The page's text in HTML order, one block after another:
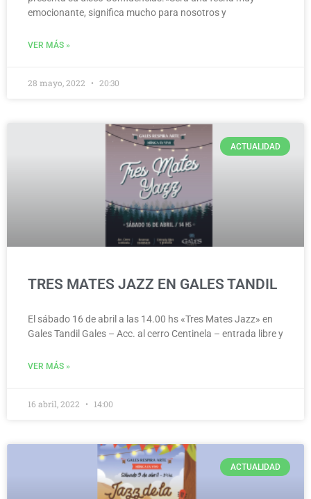
emocionante, significa mucho para nosotros y
VER MÁS »
28 mayo, 2022 20:30
ACTUALIDAD
TRES MATES JAZZ EN GALES TANDIL
El sábado 16 de abril a las 14.00 hs «Tres Mates Jazz» en
Gales Tandil Gales – Acc. al cerro Centinela – entrada libre y
VER MÁS »
16 abril, 2022 14:00
ACTUALIDAD